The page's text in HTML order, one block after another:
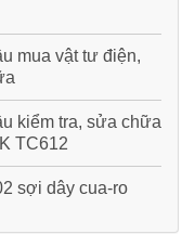
mua vật tư điện,
kiểm tra, sửa chữa
TC612
sợi dây cua-ro